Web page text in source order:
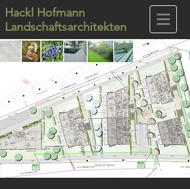
Hackl Hofmann
Landschaftsarchitekten